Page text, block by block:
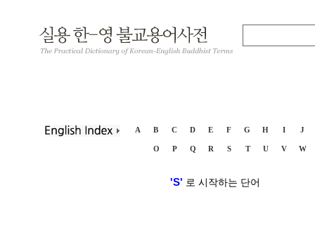
A B C D E F G H I J
O P Q R S T U V W
'S' 로 시작하는 단어